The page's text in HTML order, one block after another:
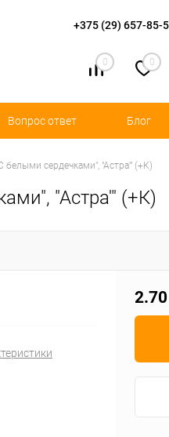
+375 (29) 657-85-
0 0
Вопрос ответ Блог
белыми сердечками", "Астра'" (+К)
"Астра'" (+К)